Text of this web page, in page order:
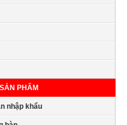
PHẨM
nhập khẩu